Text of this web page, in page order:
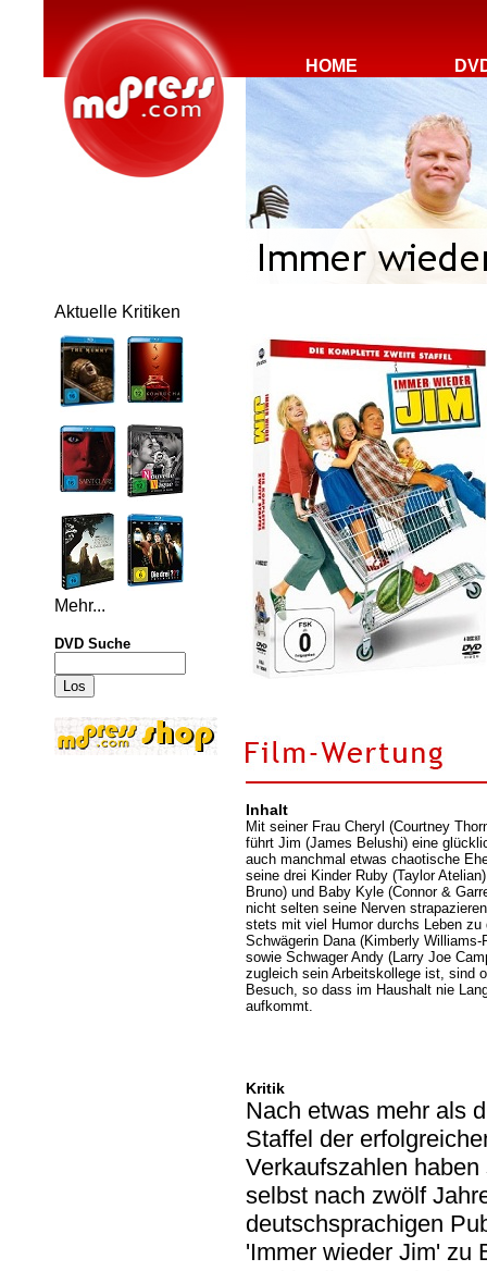
HOME
Aktuelle Kritiken
Mehr...
DVD Suche
Inhalt
Mit seiner Frau Cheryl (Courtney
führt Jim (James Belushi) eine
auch manchmal etwas chaotische
seine drei Kinder Ruby (Taylor
Bruno) und Baby Kyle (Connor &
nicht selten seine Nerven
stets mit viel Humor durchs Leben zu
Schwägerin Dana (Kimberly Williams-
sowie Schwager Andy (Larry Joe
zugleich sein Arbeitskollege ist, sind
Besuch, so dass im Haushalt nie
aufkommt.
Kritik
Nach etwas mehr als
Staffel der
Verkaufszahlen
selbst nach zwölf
deutschsprachigen
'Immer wieder Jim' zu